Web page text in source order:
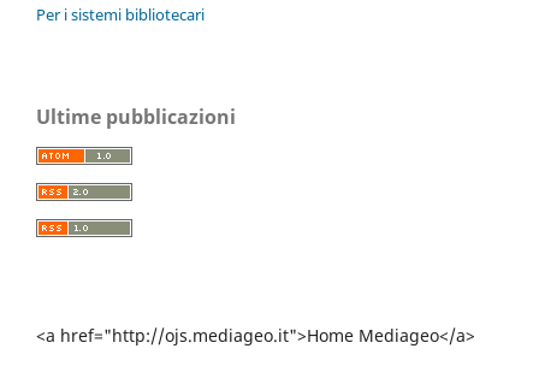
Per i sistemi bibliotecari
Ultime pubblicazioni
<a href="http://ojs.mediageo.it">Home Mediageo</a>